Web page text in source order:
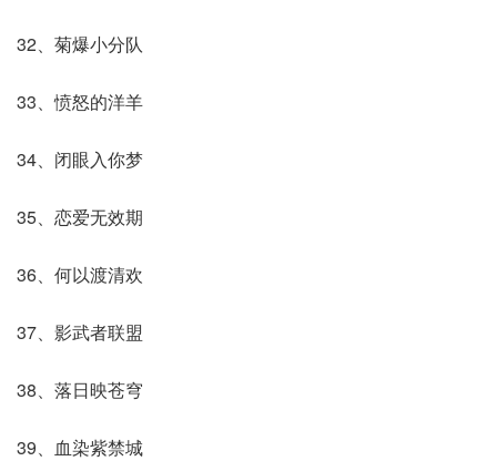
32、菊爆小分队
33、愤怒的洋羊
34、闭眼入你梦
35、恋爱无效期
36、何以渡清欢
37、影武者联盟
38、落日映苍穹
39、血染紫禁城